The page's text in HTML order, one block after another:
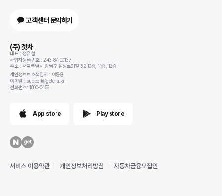
고객센터 문의하기
(주) 겟차
대표 : 정유철
사업자등록번호 : 243-87-00137
주소 : 서울특별시 강남구 삼성로91길 32 10층, 11층, 12층
개인정보보호책임자 : 이동용
이메일 : support@getcha.kr
전화번호: 1800-0456
App store Play store
서비스 이용약관 개인정보처리방침 자동차금융모집인